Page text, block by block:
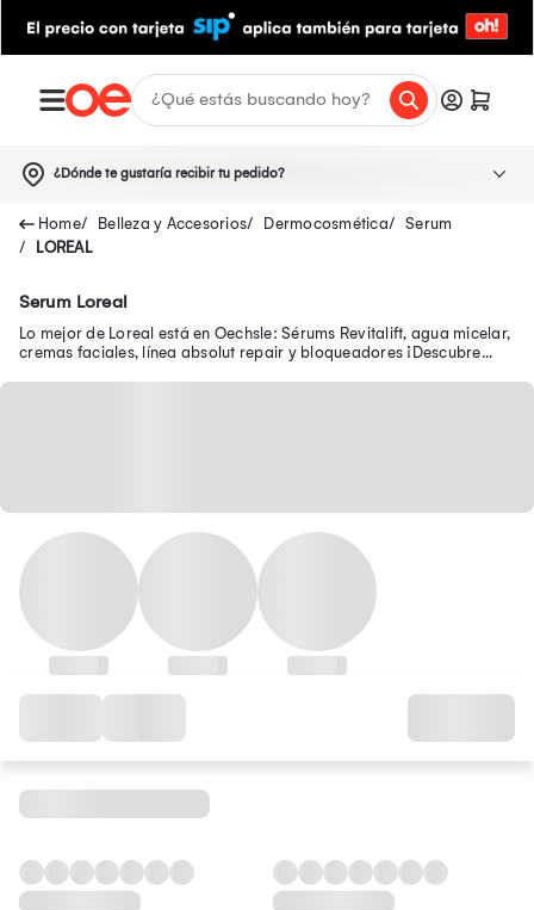
¿Dónde te gustaría recibir tu pedido?
Belleza y Accesorios Dermocosmética
Serum
LOREAL
Serum Loreal
Lo mejor de Loreal está en Oechsle: Sérums Revitalift, agua micelar,
cremas faciales, línea absolut repair y bloqueadores ¡Descubre